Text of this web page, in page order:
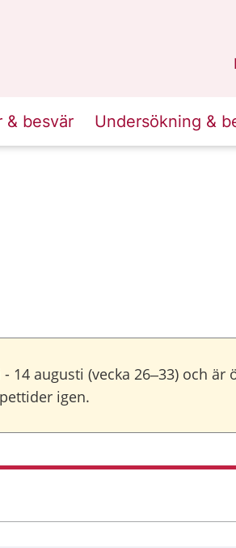
& besvär Undersökning &
augusti (vecka 26–33) och är
igen.